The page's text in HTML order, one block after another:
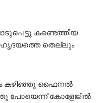
കണ്ടെത്തിയ
ഹൃദയത്തെ തെല്ലും
കഴിഞ്ഞു ഫൈനൽ
പോയെന്ന് കോളേജിൽ